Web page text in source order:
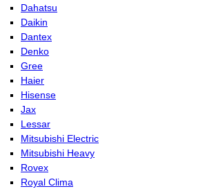
Dahatsu
Daikin
Dantex
Denko
Gree
Haier
Hisense
Jax
Lessar
Mitsubishi Electric
Mitsubishi Heavy
Rovex
Royal Clima